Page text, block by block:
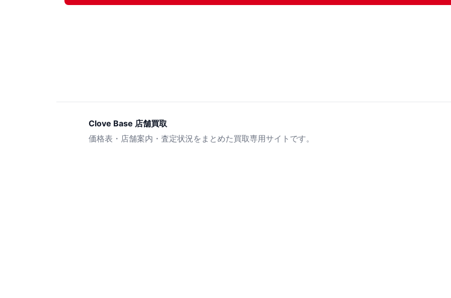
Clove Base 店舗買取
価格表・店舗案内・査定状況をまとめた買取専用サイトです。